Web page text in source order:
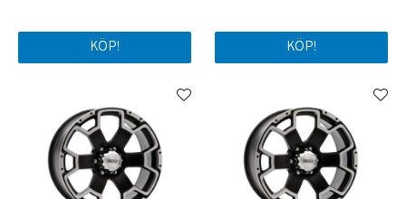
KÖP! KÖP!